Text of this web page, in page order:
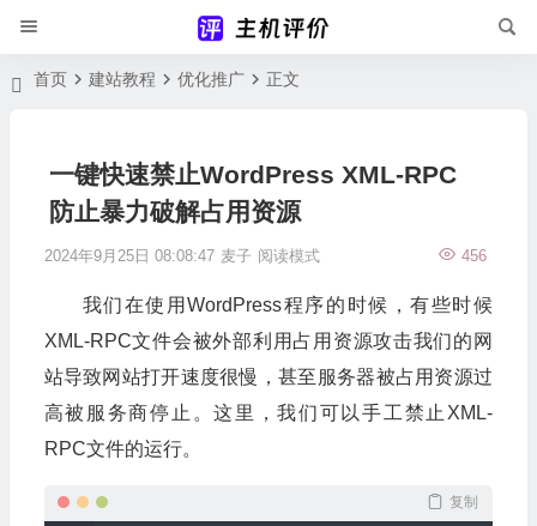
首页 建站教程 优化推广 正文
一键快速禁止WordPress XML-RPC
防止暴力破解占用资源
2024年9月25日 08:08:47 麦子 456
阅读模式
我们在使用WordPress程序的时候，有些时候
XML-RPC文件会被外部利用占用资源攻击我们的网
站导致网站打开速度很慢，甚至服务器被占用资源过
高被服务商停止。这里，我们可以手工禁止XML-
RPC文件的运行。
复制